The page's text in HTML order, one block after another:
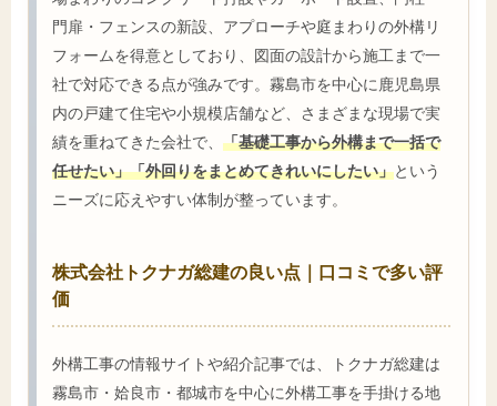
門扉・フェンスの新設、アプローチや庭まわりの外構リ
フォームを得意としており、図面の設計から施工まで一
社で対応できる点が強みです。霧島市を中心に鹿児島県
内の戸建て住宅や小規模店舗など、さまざまな現場で実
績を重ねてきた会社で、 「基礎工事から外構まで一括で
任せたい」「外回りをまとめてきれいにしたい」という
ニーズに応えやすい体制が整っています。
株式会社トクナガ総建の良い点｜口コミで多い評
価
外構工事の情報サイトや紹介記事では、トクナガ総建は
霧島市・姶良市・都城市を中心に外構工事を手掛ける地